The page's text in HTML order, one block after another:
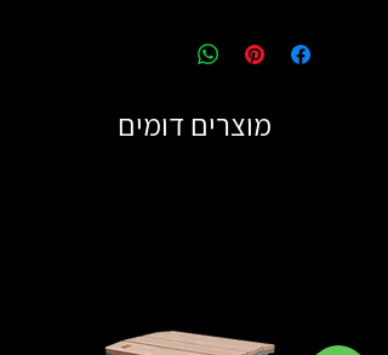
מוצרים דומים